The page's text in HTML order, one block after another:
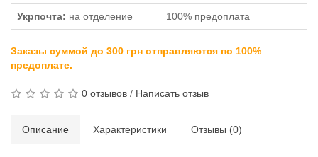
Укрпочта: на отделение 100% предоплата
Заказы суммой до 300 грн отправляются по 100%
предоплате.
0 отзывов / Написать отзыв
Описание Характеристики Отзывы (0)